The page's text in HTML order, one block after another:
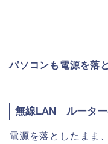
パソコンも電源を落
無線LAN ルータ
電源を落としたまま